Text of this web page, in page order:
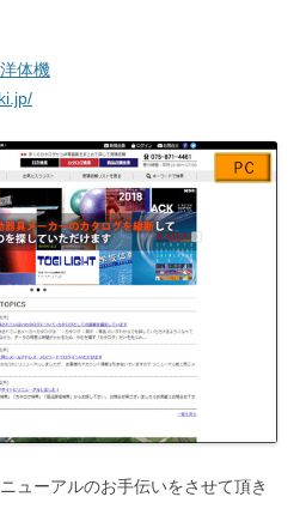
体機
ューアルのお手伝いをさせて頂き